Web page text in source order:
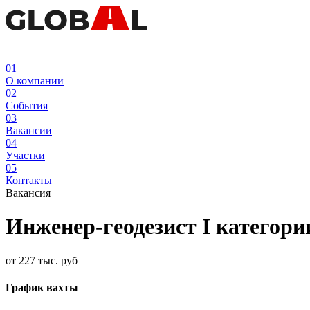
01
О компании
02
События
03
Вакансии
04
Участки
05
Контакты
Вакансия
Инженер-геодезист I
от 227 тыс. руб
График вахты